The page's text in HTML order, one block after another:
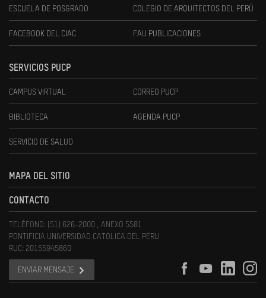
ESCUELA DE POSGRADO COLEGIO DE ARQUITECTOS DEL PERÚ
FACEBOOK DEL CIAC FAU PUBLICACIONES
SERVICIOS PUCP
CAMPUS VIRTUAL CORREO PUCP
BIBLIOTECA AGENDA PUCP
SERVICIO DE SALUD
MAPA DEL SITIO
CONTACTO
TELÉFONO: (51) 626-2000 , ANEXO 5581
PONTIFICIA UNIVERSIDAD CATOLICA DEL PERU
RUC: 20155945860
ENVIAR MENSAJE